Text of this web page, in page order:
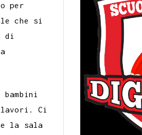
per
che si
di
lavori. Ci
la sala